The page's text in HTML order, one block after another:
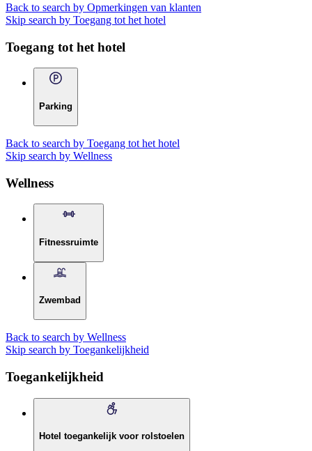
Back to search by Opmerkingen van klanten
Skip search by Toegang tot het hotel
Toegang tot het hotel
Parking
Back to search by Toegang tot het hotel
Skip search by Wellness
Wellness
Fitnessruimte
Zwembad
Back to search by Wellness
Skip search by Toegankelijkheid
Toegankelijkheid
Hotel toegankelijk voor rolstoelen